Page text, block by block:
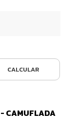
CALCULAR
CAMUFLADA